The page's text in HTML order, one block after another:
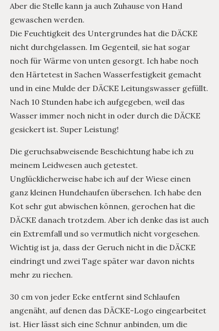
Aber die Stelle kann ja auch Zuhause von Hand
gewaschen werden.
Die Feuchtigkeit des Untergrundes hat die DÄCKE
nicht durchgelassen. Im Gegenteil, sie hat sogar
noch für Wärme von unten gesorgt. Ich habe noch
den Härtetest in Sachen Wasserfestigkeit gemacht
und in eine Mulde der DÄCKE Leitungswasser gefüllt.
Nach 10 Stunden habe ich aufgegeben, weil das
Wasser immer noch nicht in oder durch die DÄCKE
gesickert ist. Super Leistung!
Die geruchsabweisende Beschichtung habe ich zu
meinem Leidwesen auch getestet.
Unglücklicherweise habe ich auf der Wiese einen
ganz kleinen Hundehaufen übersehen. Ich habe den
Kot sehr gut abwischen können, gerochen hat die
DÄCKE danach trotzdem. Aber ich denke das ist auch
ein Extremfall und so vermutlich nicht vorgesehen.
Wichtig ist ja, dass der Geruch nicht in die DÄCKE
eindringt und zwei Tage später war davon nichts
mehr zu riechen.
30 cm von jeder Ecke entfernt sind Schlaufen
angenäht, auf denen das DÄCKE-Logo eingearbeitet
ist. Hier lässt sich eine Schnur anbinden, um die